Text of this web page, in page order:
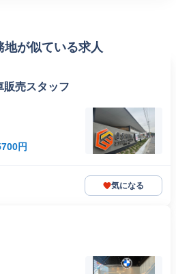
地が似ている求人
販売スタッフ
円
気になる